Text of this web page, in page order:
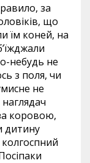
за
що
їм коней, на
небудь не
з поля, чи
не
коровою,
дитину